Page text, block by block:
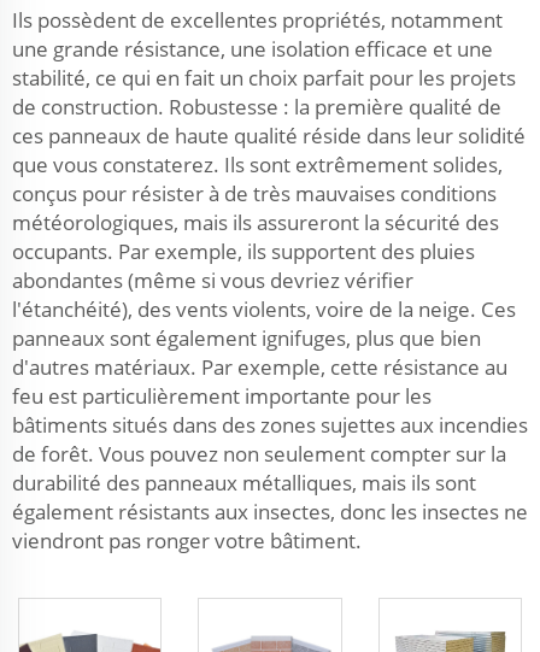
Ils possèdent de excellentes propriétés, notamment
une grande résistance, une isolation efficace et une
stabilité, ce qui en fait un choix parfait pour les projets
de construction. Robustesse : la première qualité de
ces panneaux de haute qualité réside dans leur solidité
que vous constaterez. Ils sont extrêmement solides,
conçus pour résister à de très mauvaises conditions
météorologiques, mais ils assureront la sécurité des
occupants. Par exemple, ils supportent des pluies
abondantes (même si vous devriez vérifier
l'étanchéité), des vents violents, voire de la neige. Ces
panneaux sont également ignifuges, plus que bien
d'autres matériaux. Par exemple, cette résistance au
feu est particulièrement importante pour les
bâtiments situés dans des zones sujettes aux incendies
de forêt. Vous pouvez non seulement compter sur la
durabilité des panneaux métalliques, mais ils sont
également résistants aux insectes, donc les insectes ne
viendront pas ronger votre bâtiment.